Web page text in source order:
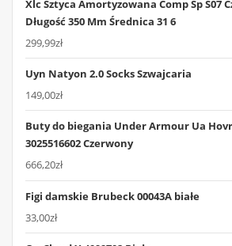
Xlc Sztyca Amortyzowana Comp Sp S07
Długość 350 Mm Średnica 31 6
299,99zł
Uyn Natyon 2.0 Socks Szwajcaria
149,00zł
Buty do biegania Under Armour Ua
3025516602 Czerwony
666,20zł
Figi damskie Brubeck 00043A białe
33,00zł